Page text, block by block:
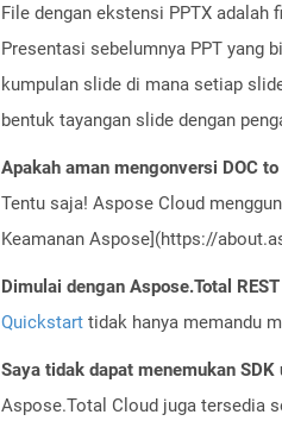
File dengan ekstensi PPTX
Presentasi sebelumnya PPT yang
kumpulan slide di mana setiap
bentuk tayangan slide dengan
Apakah aman mengonversi DOC
Tentu saja! Aspose Cloud
Keamanan Aspose](https://
Dimulai dengan Aspose.Total
Quickstart tidak hanya memandu
Saya tidak dapat menemukan
Aspose.Total Cloud juga tersedia